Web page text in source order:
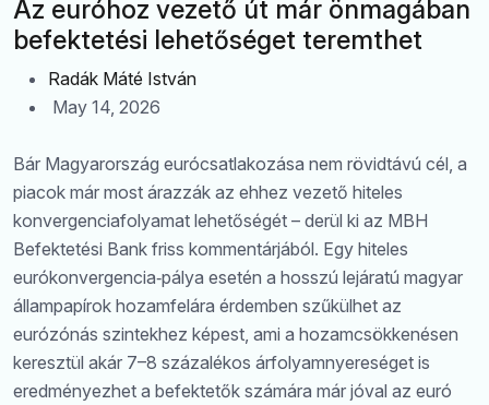
Az euróhoz vezető út már önmagában
befektetési lehetőséget teremthet
Radák Máté István
May 14, 2026
Bár Magyarország eurócsatlakozása nem rövidtávú cél, a
piacok már most árazzák az ehhez vezető hiteles
konvergenciafolyamat lehetőségét – derül ki az MBH
Befektetési Bank friss kommentárjából. Egy hiteles
eurókonvergencia‑pálya esetén a hosszú lejáratú magyar
állampapírok hozamfelára érdemben szűkülhet az
eurózónás szintekhez képest, ami a hozamcsökkenésen
keresztül akár 7–8 százalékos árfolyamnyereséget is
eredményezhet a befektetők számára már jóval az euró